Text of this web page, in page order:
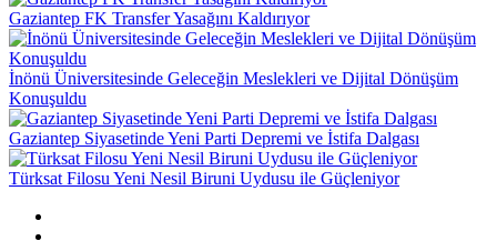
Gaziantep FK Transfer Yasağını Kaldırıyor
İnönü Üniversitesinde Geleceğin Meslekleri ve Dijital Dönüşüm
Konuşuldu
Gaziantep Siyasetinde Yeni Parti Depremi ve İstifa Dalgası
Türksat Filosu Yeni Nesil Biruni Uydusu ile Güçleniyor